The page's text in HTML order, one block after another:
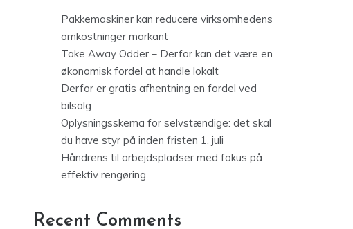
Pakkemaskiner kan reducere virksomhedens
omkostninger markant
Take Away Odder – Derfor kan det være en
økonomisk fordel at handle lokalt
Derfor er gratis afhentning en fordel ved
bilsalg
Oplysningsskema for selvstændige: det skal
du have styr på inden fristen 1. juli
Håndrens til arbejdspladser med fokus på
effektiv rengøring
Recent Comments